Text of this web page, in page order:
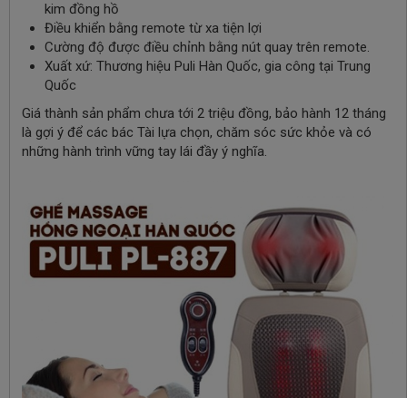
kim đồng hồ
Điều khiển bằng remote từ xa tiện lợi
Cường độ được điều chỉnh bằng nút quay trên remote.
Xuất xứ: Thương hiệu Puli Hàn Quốc, gia công tại Trung
Quốc
Giá thành sản phẩm chưa tới 2 triệu đồng, bảo hành 12 tháng
là gợi ý để các bác Tài lựa chọn, chăm sóc sức khỏe và có
những hành trình vững tay lái đầy ý nghĩa.